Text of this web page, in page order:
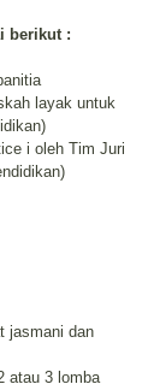
berikut :
layak untuk
i oleh Tim Juri
jasmani dan
atau 3 lomba